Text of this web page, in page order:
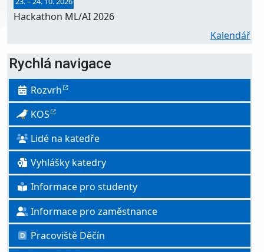
Hackathon ML/AI 2026
Kalendář
Rychlá navigace
Rozvrh
KOS
Lidé na katedře
Vyhlášky katedry
Informace pro studenty
Informace pro zaměstnance
Pracoviště Děčín